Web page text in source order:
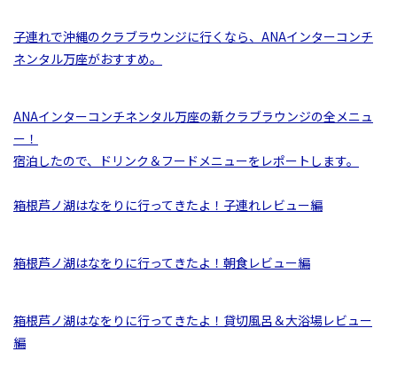
子連れで沖縄のクラブラウンジに行くなら、ANAインターコンチ
ネンタル万座がおすすめ。
ANAインターコンチネンタル万座の新クラブラウンジの全メニュ
ー！
宿泊したので、ドリンク＆フードメニューをレポートします。
箱根芦ノ湖はなをりに行ってきたよ！子連れレビュー編
箱根芦ノ湖はなをりに行ってきたよ！朝食レビュー編
箱根芦ノ湖はなをりに行ってきたよ！貸切風呂＆大浴場レビュー
編